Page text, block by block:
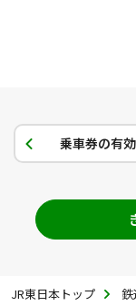
乗車券の有
JR東日本トップ 鉄